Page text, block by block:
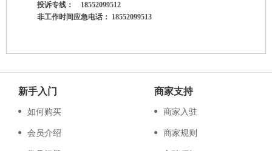
投诉专线： 18552099512
非工作时间应急电话： 18552099513
新手入门
如何购买
会员介绍
商家支持
商家入驻
商家规则